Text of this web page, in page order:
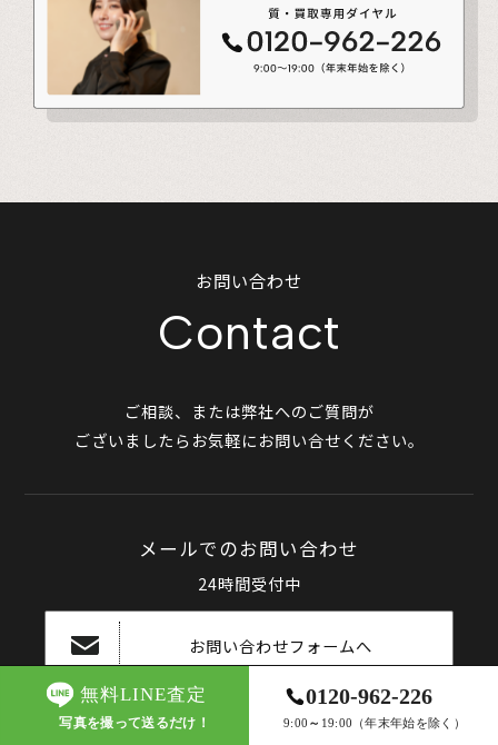
お問い合わせ
Contact
ご相談、または弊社へのご質問が
ございましたらお気軽にお問い合せください。
メールでのお問い合わせ
24時間受付中
お問い合わせフォームへ